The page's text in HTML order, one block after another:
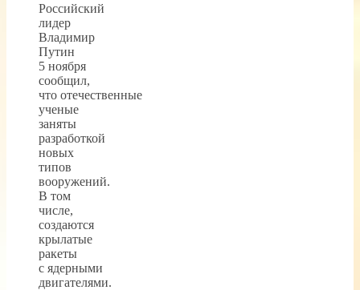
Российский
лидер
Владимир
Путин
5 ноября
сообщил,
что отечественные
ученые
заняты
разработкой
новых
типов
вооружений.
В том
числе,
создаются
крылатые
ракеты
с ядерными
двигателями.